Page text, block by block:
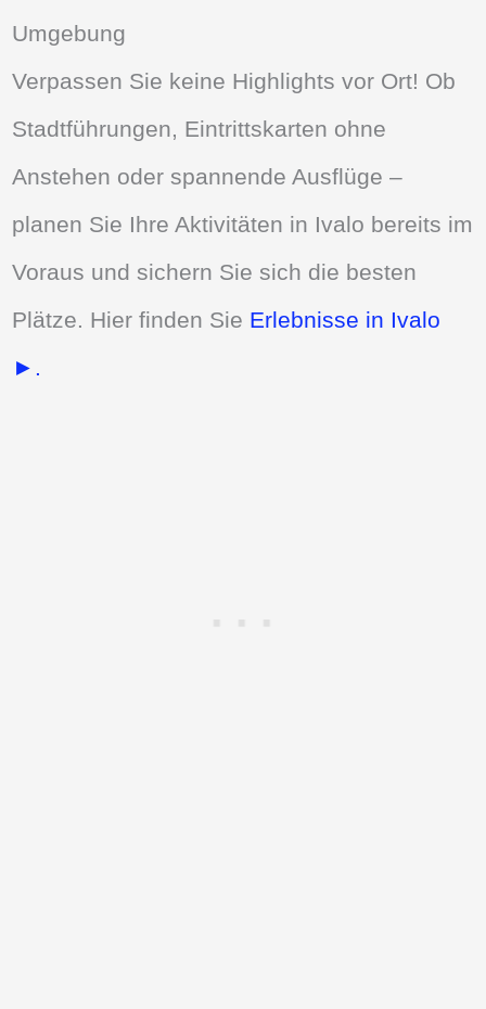
Umgebung
Verpassen Sie keine Highlights vor Ort! Ob
Stadtführungen, Eintrittskarten ohne
Anstehen oder spannende Ausflüge –
planen Sie Ihre Aktivitäten in Ivalo bereits im
Voraus und sichern Sie sich die besten
Plätze. Hier finden Sie Erlebnisse in Ivalo
►.